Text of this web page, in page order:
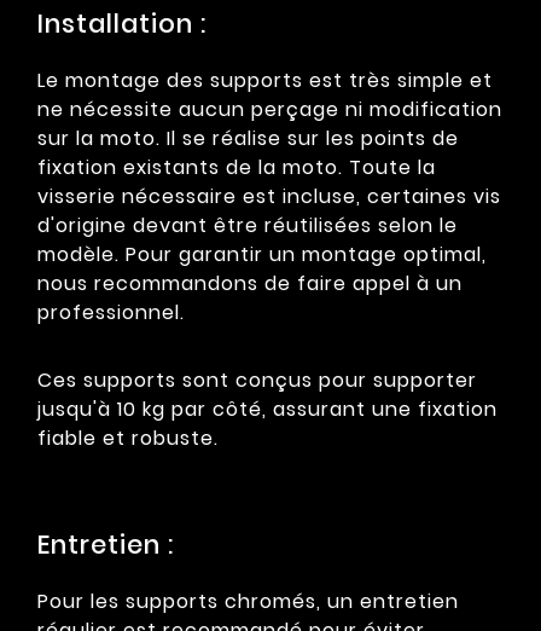
Installation :
Le montage des supports est très simple et
ne nécessite aucun perçage ni modification
sur la moto. Il se réalise sur les points de
fixation existants de la moto. Toute la
visserie nécessaire est incluse, certaines vis
d'origine devant être réutilisées selon le
modèle. Pour garantir un montage optimal,
nous recommandons de faire appel à un
professionnel.
Ces supports sont conçus pour supporter
jusqu'à 10 kg par côté, assurant une fixation
fiable et robuste.
Entretien :
Pour les supports chromés, un entretien